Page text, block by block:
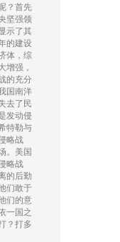
？首先
坚强领
示了其
的建设
体，综
增强，
的充分
国南洋
去了民
发动侵
特勒与
略战
。美国
略战
的后勤
们敢于
们的意
一国之
？打多